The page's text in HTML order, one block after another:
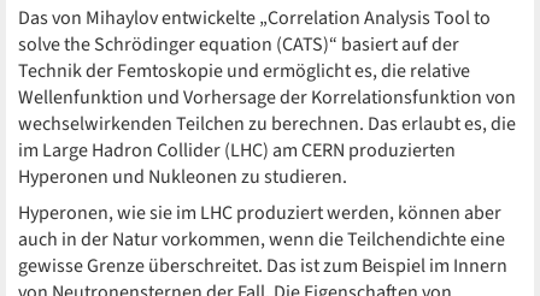
Das von Mihaylov entwickelte „Correlation Analysis Tool to
solve the Schrödinger equation (CATS)“ basiert auf der
Technik der Femtoskopie und ermöglicht es, die relative
Wellenfunktion und Vorhersage der Korrelationsfunktion von
wechselwirkenden Teilchen zu berechnen. Das erlaubt es, die
im Large Hadron Collider (LHC) am CERN produzierten
Hyperonen und Nukleonen zu studieren.
Hyperonen, wie sie im LHC produziert werden, können aber
auch in der Natur vorkommen, wenn die Teilchendichte eine
gewisse Grenze überschreitet. Das ist zum Beispiel im Innern